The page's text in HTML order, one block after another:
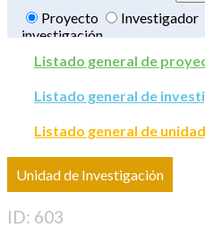
Proyecto Investigador
investigación
Listado general de
Listado general de
Listado general de
Unidad de Investigación
ID: 603